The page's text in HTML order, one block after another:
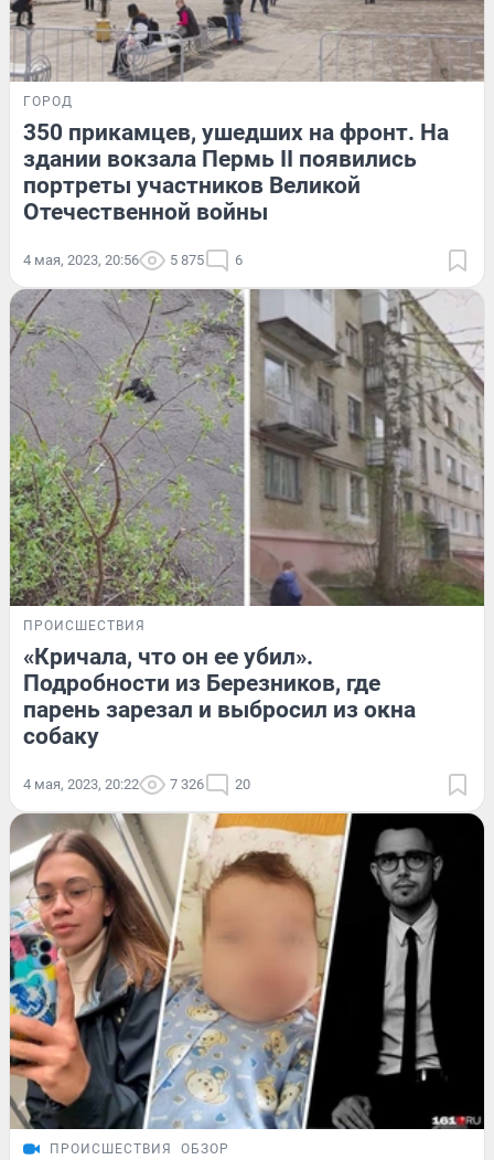
ГОРОД
350 прикамцев, ушедших на фронт. На
здании вокзала Пермь II появились
портреты участников Великой
Отечественной войны
4 мая, 2023, 20:56 5 875 6
ПРОИСШЕСТВИЯ
«Кричала, что он ее убил».
Подробности из Березников, где
парень зарезал и выбросил из окна
собаку
4 мая, 2023, 20:22 7 326 20
ПРОИСШЕСТВИЯ ОБЗОР